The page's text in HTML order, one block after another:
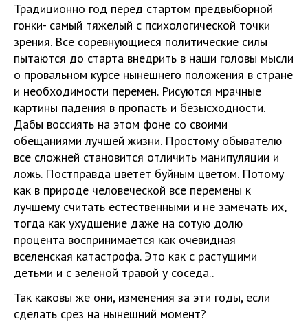
Традиционно год перед стартом предвыборной
гонки- самый тяжелый с психологической точки
зрения. Все соревнующиеся политические силы
пытаются до старта внедрить в наши головы мысли
о провальном курсе нынешнего положения в стране
и необходимости перемен. Рисуются мрачные
картины падения в пропасть и безысходности.
Дабы воссиять на этом фоне со своими
обещаниями лучшей жизни. Простому обывателю
все сложней становится отличить манипуляции и
ложь. Постправда цветет буйным цветом. Потому
как в природе человеческой все перемены к
лучшему считать естественными и не замечать их,
тогда как ухудшение даже на сотую долю
процента воспринимается как очевидная
вселенская катастрофа. Это как с растущими
детьми и с зеленой травой у соседа..
Так каковы же они, изменения за эти годы, если
сделать срез на нынешний момент?